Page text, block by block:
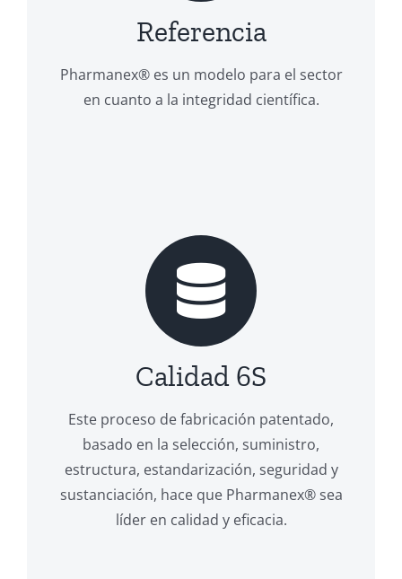
Referencia
Pharmanex® es un modelo para el sector
en cuanto a la integridad científica.
Calidad 6S
Este proceso de fabricación patentado,
basado en la selección, suministro,
estructura, estandarización, seguridad y
sustanciación, hace que Pharmanex® sea
líder en calidad y eficacia.